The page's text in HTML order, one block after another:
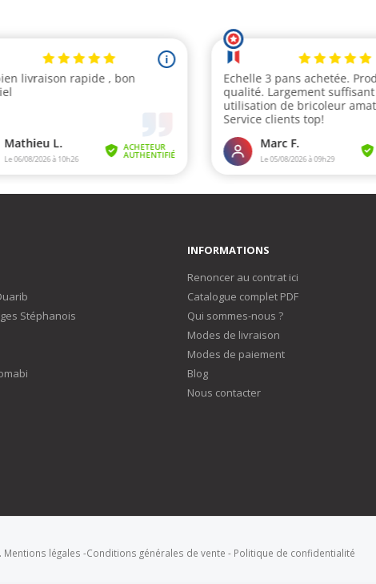
Stéphanois
INFORMATIONS
Renoncer au contrat ici
Catalogue complet PDF
Qui sommes-nous ?
Modes de livraison
Modes de paiement
Blog
Nous contacter
Mentions légales -Conditions générales de vente - Politique de confidentialité